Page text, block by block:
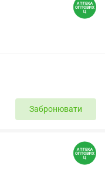
Забронювати